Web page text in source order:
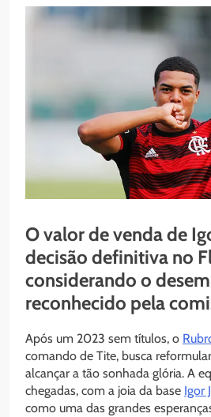
O valor de venda de
decisão definitiva no
considerando o
reconhecido pela
Após um 2023 sem títulos, o
comando de Tite, busca
alcançar a tão sonhada glória. A
chegadas, com a joia da base Igor
como uma das grandes